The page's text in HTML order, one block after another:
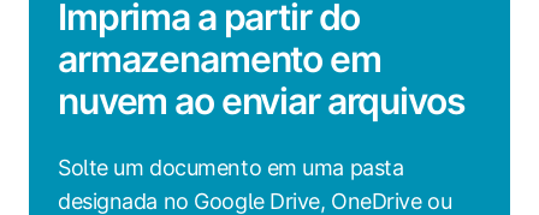
Imprima a partir do
armazenamento em
nuvem ao enviar arquivos
Solte um documento em uma pasta
designada no Google Drive, OneDrive ou